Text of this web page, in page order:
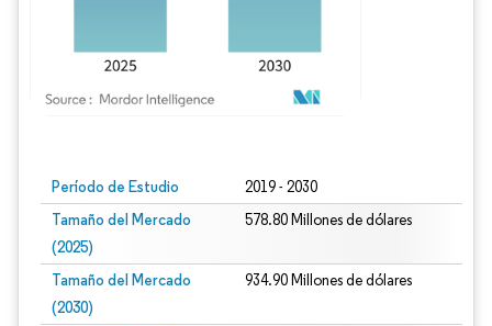
Período de Estudio 2019 - 2030
Tamaño del Mercado
(2025)
578.80 Millones de dólares
Tamaño del Mercado
(2030)
934.90 Millones de dólares